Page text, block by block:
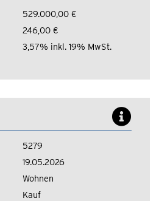
529.000,00 €
246,00 €
3,57% inkl. 19% MwSt.
5279
19.05.2026
Wohnen
Kauf